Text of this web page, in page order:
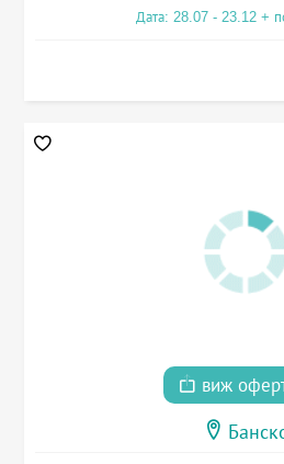
Дата: 28.07 - 23.12 +
виж